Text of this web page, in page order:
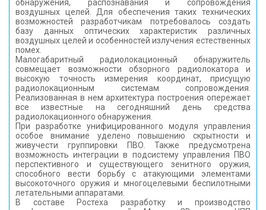
обнаружения, распознавания и сопровождения
воздушных целей. Для обеспечения таких технических
возможностей разработчикам потребовалось создать
базу данных оптических характеристик различных
воздушных целей и особенностей излучения естественных
помех.
Малогабаритный радиолокационный обнаружитель
совмещает возможности обзорного радиолокатора и
высокую точность измерения координат, присущую
радиолокационным системам сопровождения.
Реализованная в нем архитектура построения опережает
все известные на сегодняшний день средства
радиолокационного обнаружения.
При разработке унифицированного модуля управления
особое внимание уделено повышению скрытности и
живучести группировки ПВО. Также предусмотрена
возможность интеграции в подсистему управления ПВО
перспективного и существующего зенитного оружия,
способного вести борьбу с атакующими элементами
высокоточного оружия и многоцелевыми беспилотными
летательными аппаратами.
В составе Ростеха разработку и производство